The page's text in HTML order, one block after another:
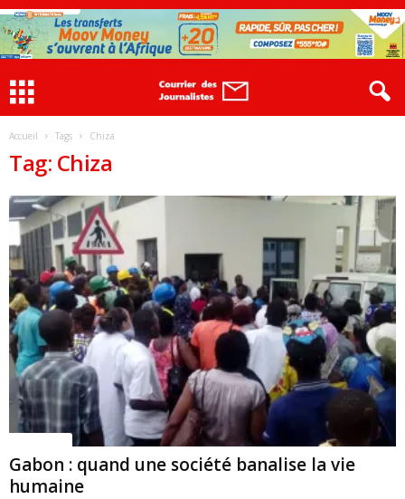
Accueil Tags Chiza
Tag: Chiza
Gabon : quand une société banalise la vie
humaine